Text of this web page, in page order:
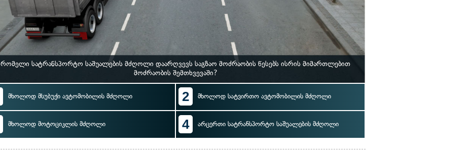
რომელი სატრანსპორტო საშუალების მძღოლი დაარღვევს საგზაო მოძრაობის წესებს ისრის მიმართლებით
მოძრაობის შემთხვევაში?
მხოლოდ მსუბუქი ავტომობილის მძღოლი 2 მხოლოდ სატვირთო ავტომობილის მძღოლი
მხოლოდ მოტოციკლის მძღოლი 4 არცერთი სატრანსპორტო საშუალების მძღოლი